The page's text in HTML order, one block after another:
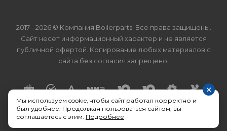
×
Мы используем cookie, чтобы сайт работал корректно и
был удобнее. Продолжая пользоваться сайтом, вы
соглашаетесь с этим. Подробнее
2017 - 2026 © Компания Boilerparts. Все права защищены.
Сайт несет информационный характер и не является
публичной офертой. Копирование любых материалов с
сайта без согласия запрещено.